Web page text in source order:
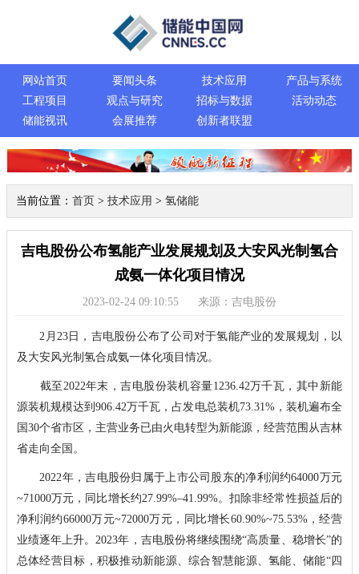
网站首页 要闻头条 技术应用
产品与系统
工程项目
观点与研究 招标与数据
活动动态
储能视讯
会展推荐 创新者联盟
当前位置： 首页> 技术应用 > 氢储能
吉电股份公布氢能产业发展规划及大安风光制氢合
成氨一体化项目情况
2023-02-24 09:10:55 来源：吉电股份
2月23日，吉电股份公布了公司对于氢能产业的发展规划，以
及大安风光制氢合成氨一体化项目情况。
截至2022年末，吉电股份装机容量1236.42万千瓦，其中新能
源装机规模达到906.42万千瓦，占发电总装机73.31%，装机遍布全
国30个省市区，主营业务已由火电转型为新能源，经营范围从吉林
省走向全国。
2022年，吉电股份归属于上市公司股东的净利润约64000万元
~71000万元，同比增长约27.99%–41.99%。扣除非经常性损益后的
净利润约66000万元~72000万元，同比增长60.90%~75.53%，经营
业绩逐年上升。2023年，吉电股份将继续围绕“高质量、稳增长”的
总体经营目标，积极推动新能源、综合智慧能源、氢能、储能“四